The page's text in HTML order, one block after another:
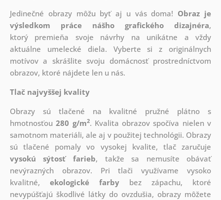
Jedinečné obrazy môžu byť aj u vás doma! Obraz je
výsledkom práce nášho grafického dizajnéra,
ktorý premieňa svoje návrhy na unikátne a vždy
aktuálne umelecké diela. Vyberte si z originálnych
motívov a skrášlite svoju domácnosť prostredníctvom
obrazov, ktoré nájdete len u nás.
Tlač najvyššej kvality
Obrazy sú tlačené na kvalitné pružné plátno s
hmotnosťou280 g/m2. Kvalita obrazov spočíva nielen v
samotnom materiáli, ale aj v použitej technológii. Obrazy
sú tlačené pomaly vo vysokej kvalite, tlač zaručuje
vysokú sýtosť farieb, takže sa nemusíte obávať
nevýrazných obrazov. Pri tlači využívame vysoko
kvalitné, ekologické farby bez zápachu, ktoré
nevypúšťajú škodlivé látky do ovzdušia, obrazy môžete